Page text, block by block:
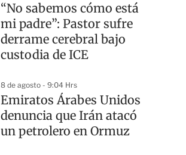
“No sabemos cómo está
mi padre”: Pastor sufre
derrame cerebral bajo
custodia de ICE
8 de agosto - 9:04 Hrs
Emiratos Árabes Unidos
denuncia que Irán atacó
un petrolero en Ormuz